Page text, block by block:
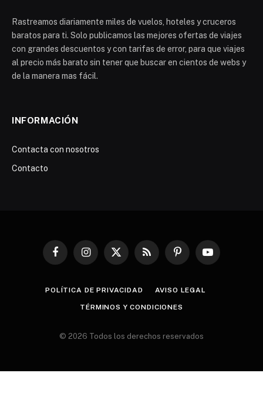
Rastreamos diariamente miles de vuelos, hoteles y cruceros
baratos para ti. Solo publicamos las mejores ofertas de viajes
con grandes descuentos y con tarifas de error, para que viajes
al precio más barato sin tener que buscar en cientos de webs y
de la manera mas fácil.
INFORMACIÓN
Contacta con nosotros
Contacto
FacebookInstagram
X
RSS PinterestYouTube
POLÍTICA DE PRIVACIDAD AVISO LEGAL
TÉRMINOS Y CONDICIONES
© 2026 Todos los derechos reservados